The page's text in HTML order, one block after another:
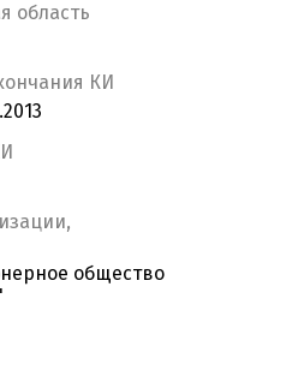
область
КИ
общество